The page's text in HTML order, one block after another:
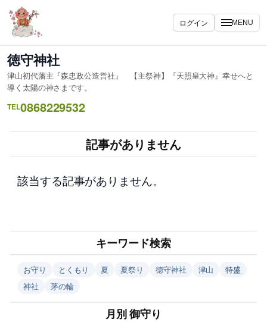
内
容
ス
キ
ッ
プ
ログイン MENU
徳守神社
津山初代藩主『森忠政公造営社』 【主祭神】『天照皇大神』幸せへと
導く太陽の神さまです。
TEL0868229532
記事がありません
該当する記事がありません。
キーワード検索
お守り とくもり 夏 夏祭り 徳守神社 津山
特盛
神社
茅の輪
月別 御守り